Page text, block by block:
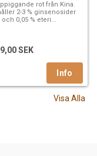
rot från Kina.
2-3 % ginsenosider
och 0,05 % eteri...
SEK
Visa Alla